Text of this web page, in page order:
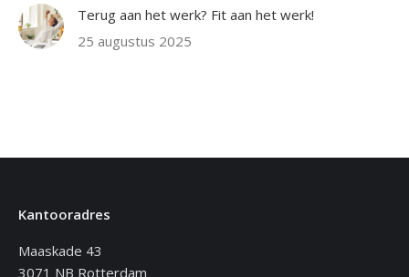
Terug aan het werk? Fit aan het werk!
25 augustus 2025
Kantooradres
Maaskade 43
3071 NB Rotterdam